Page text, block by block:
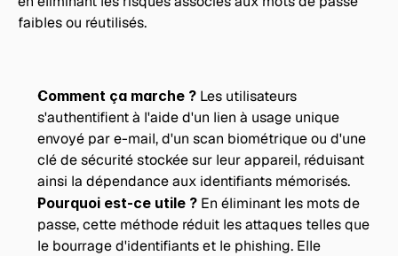
faibles ou réutilisés.
Comment ça marche ? Les utilisateurs
s'authentifient à l'aide d'un lien à usage unique
envoyé par e-mail, d'un scan biométrique ou d'une
clé de sécurité stockée sur leur appareil, réduisant
ainsi la dépendance aux identifiants mémorisés.
Pourquoi est-ce utile ? En éliminant les mots de
passe, cette méthode réduit les attaques telles que
le bourrage d'identifiants et le phishing. Elle